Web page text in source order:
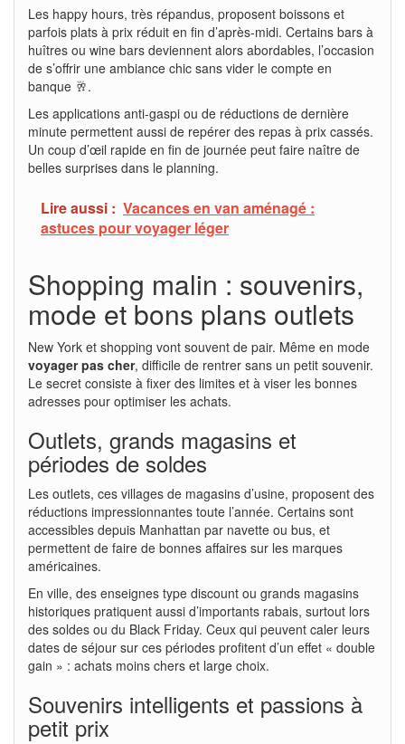
Les happy hours, très répandus, proposent boissons et
parfois plats à prix réduit en fin d’après-midi. Certains bars à
huîtres ou wine bars deviennent alors abordables, l’occasion
de s’offrir une ambiance chic sans vider le compte en
banque 🥂.
Les applications anti-gaspi ou de réductions de dernière
minute permettent aussi de repérer des repas à prix cassés.
Un coup d’œil rapide en fin de journée peut faire naître de
belles surprises dans le planning.
Lire aussi : Vacances en van aménagé :
astuces pour voyager léger
Shopping malin : souvenirs,
mode et bons plans outlets
New York et shopping vont souvent de pair. Même en mode
voyager pas cher, difficile de rentrer sans un petit souvenir.
Le secret consiste à fixer des limites et à viser les bonnes
adresses pour optimiser les achats.
Outlets, grands magasins et
périodes de soldes
Les outlets, ces villages de magasins d’usine, proposent des
réductions impressionnantes toute l’année. Certains sont
accessibles depuis Manhattan par navette ou bus, et
permettent de faire de bonnes affaires sur les marques
américaines.
En ville, des enseignes type discount ou grands magasins
historiques pratiquent aussi d’importants rabais, surtout lors
des soldes ou du Black Friday. Ceux qui peuvent caler leurs
dates de séjour sur ces périodes profitent d’un effet « double
gain » : achats moins chers et large choix.
Souvenirs intelligents et passions à
petit prix